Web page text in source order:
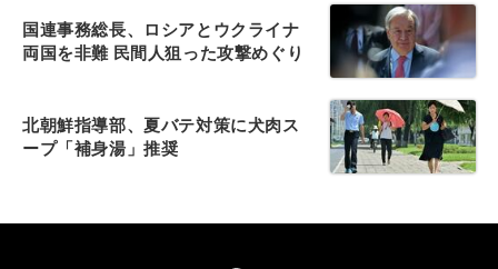
国連事務総長、ロシアとウクライナ
両国を非難 民間人狙った攻撃めぐり
北朝鮮指導部、夏バテ対策に犬肉ス
ープ「補身湯」推奨